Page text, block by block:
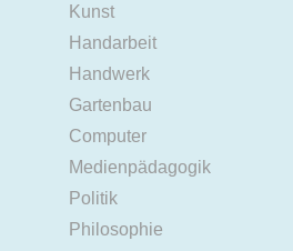
Kunst
Handarbeit
Handwerk
Gartenbau
Computer
Medienpädagogik
Politik
Philosophie